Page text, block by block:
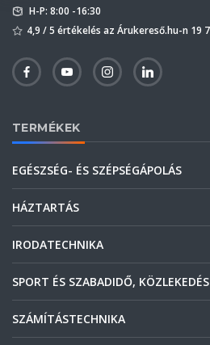
H-P: 8:00 -16:30
4,9 / 5 értékelés az Árukereső.hu-n 19
TERMÉKEK
EGÉSZSÉG- ÉS SZÉPSÉGÁPOLÁS
HÁZTARTÁS
IRODATECHNIKA
SPORT ÉS SZABADIDŐ, KÖZLEKEDÉS
SZÁMÍTÁSTECHNIKA